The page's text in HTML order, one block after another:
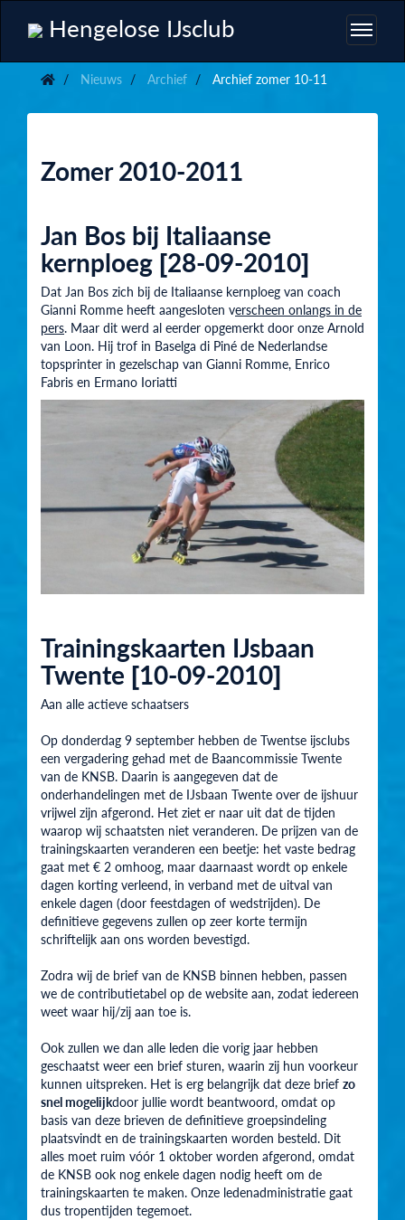
Hengelose IJsclub
Nieuws Archief Archief zomer 10-11
Zomer 2010-2011
Jan Bos bij Italiaanse
kernploeg [28-09-2010]
Dat Jan Bos zich bij de Italiaanse kernploeg van coach
Gianni Romme heeft aangesloten verscheen onlangs in de
pers. Maar dit werd al eerder opgemerkt door onze Arnold
van Loon. Hij trof in Baselga di Piné de Nederlandse
topsprinter in gezelschap van Gianni Romme, Enrico
Fabris en Ermano Ioriatti
Trainingskaarten IJsbaan
Twente [10-09-2010]
Aan alle actieve schaatsers
Op donderdag 9 september hebben de Twentse ijsclubs
een vergadering gehad met de Baancommissie Twente
van de KNSB. Daarin is aangegeven dat de
onderhandelingen met de IJsbaan Twente over de ijshuur
vrijwel zijn afgerond. Het ziet er naar uit dat de tijden
waarop wij schaatsten niet veranderen. De prijzen van de
trainingskaarten veranderen een beetje: het vaste bedrag
gaat met € 2 omhoog, maar daarnaast wordt op enkele
dagen korting verleend, in verband met de uitval van
enkele dagen (door feestdagen of wedstrijden). De
definitieve gegevens zullen op zeer korte termijn
schriftelijk aan ons worden bevestigd.
Zodra wij de brief van de KNSB binnen hebben, passen
we de contributietabel op de website aan, zodat iedereen
weet waar hij/zij aan toe is.
Ook zullen we dan alle leden die vorig jaar hebben
geschaatst weer een brief sturen, waarin zij hun voorkeur
kunnen uitspreken. Het is erg belangrijk dat deze brief zo
snel mogelijkdoor jullie wordt beantwoord, omdat op
basis van deze brieven de definitieve groepsindeling
plaatsvindt en de trainingskaarten worden besteld. Dit
alles moet ruim vóór 1 oktober worden afgerond, omdat
de KNSB ook nog enkele dagen nodig heeft om de
trainingskaarten te maken. Onze ledenadministratie gaat
dus tropentijden tegemoet.